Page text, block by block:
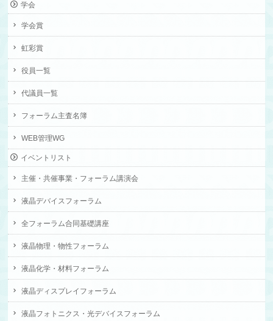
学会
学会賞
虹彩賞
役員一覧
代議員一覧
フォーラム主査名簿
WEB管理WG
イベントリスト
主催・共催事業・フォーラム講演会
液晶デバイスフォーラム
全フォーラム合同基礎講座
液晶物理・物性フォーラム
液晶化学・材料フォーラム
液晶ディスプレイフォーラム
液晶フォトニクス・光デバイスフォーラム